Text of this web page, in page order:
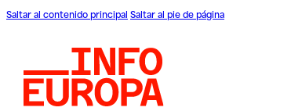
Saltar al contenido principal Saltar al pie de página